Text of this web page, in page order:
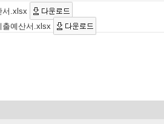
서.xlsx
출예산서.xlsx